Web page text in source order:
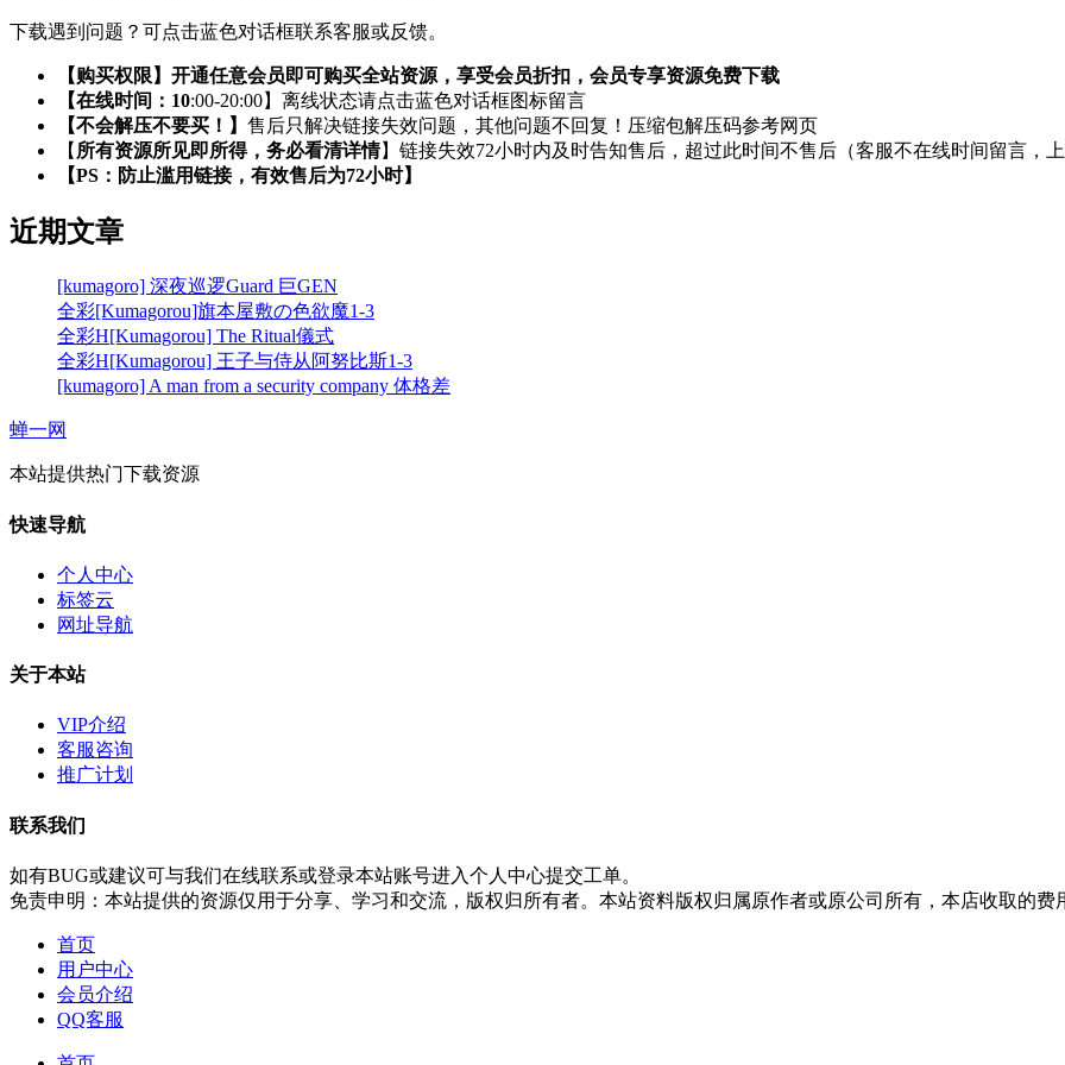
下载遇到问题？可点击蓝色对话框联系客服或反馈。
【购买权限】开通任意会员即可购买全站资源，享受会员折扣，会员专享资源免费下载
【在线时间：10:00-20:00】离线状态请点击蓝色对话框图标留言
【不会解压不要买！】 售后只解决链接失效问题，其他问题不回复！压缩包解压码参考网页
【 所有资源所见即所得，务必看清详情】链接失效72小时内及时告知售后，超过此时间不售后（客服不在线时间留言，上
【PS：防止滥用链接，有效售后为72小时】
近期文章
[kumagoro] 深夜巡逻Guard 巨GEN
全彩[Kumagorou]旗本屋敷の色欲魔1-3
全彩H[Kumagorou] The Ritual儀式
全彩H[Kumagorou] 王子与侍从阿努比斯1-3
[kumagoro] A man from a security company 体格差
蝉一网
本站提供热门下载资源
快速导航
个人中心
标签云
网址导航
关于本站
VIP介绍
客服咨询
推广计划
联系我们
如有BUG或建议可与我们在线联系或登录本站账号进入个人中心提交工单。
免责申明：本站提供的资源仅用于分享、学习和交流，版权归所有者。本站资料版权归属原作者或原公司所有，本店收取的费
首页
用户中心
会员介绍
QQ客服